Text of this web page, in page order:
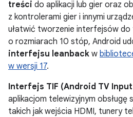
treści do aplikacji lub gier oraz
z kontrolerami gier i innymi
ułatwić tworzenie interfejsów
o rozmiarach 10 stóp, Android
interfejsu leanback w
w wersji 17.
Interfejs TIF (Android TV
aplikacjom telewizyjnym obsługę
takich jak wejścia HDMI, tunery